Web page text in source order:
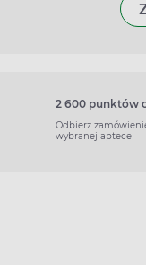
2 600 punktów
Odbierz
wybranej aptece